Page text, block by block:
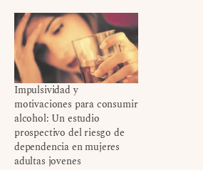
Impulsividad y
motivaciones para consumir
alcohol: Un estudio
prospectivo del riesgo de
dependencia en mujeres
adultas jovenes